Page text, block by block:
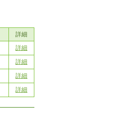
詳細
詳細
詳細
詳細
詳細